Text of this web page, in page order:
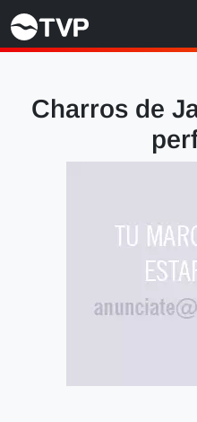
Charros de